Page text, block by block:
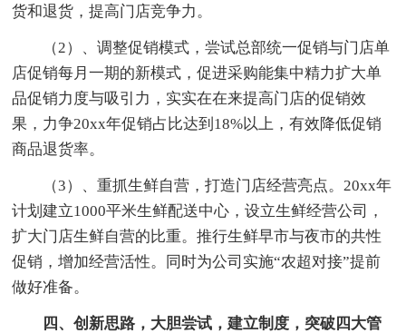
货和退货，提高门店竞争力。
（2）、调整促销模式，尝试总部统一促销与门店单
店促销每月一期的新模式，促进采购能集中精力扩大单
品促销力度与吸引力，实实在在来提高门店的促销效
果，力争20xx年促销占比达到18%以上，有效降低促销
商品退货率。
（3）、重抓生鲜自营，打造门店经营亮点。20xx年
计划建立1000平米生鲜配送中心，设立生鲜经营公司，
扩大门店生鲜自营的比重。推行生鲜早市与夜市的共性
促销，增加经营活性。同时为公司实施“农超对接”提前
做好准备。
四、创新思路，大胆尝试，建立制度，突破四大管